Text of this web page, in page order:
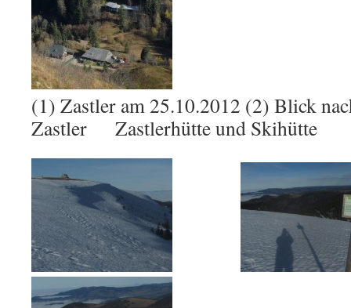
(1) Zastler am 25.10.2012 (2) Blick
Zastler Zastlerhütte und Skihütte